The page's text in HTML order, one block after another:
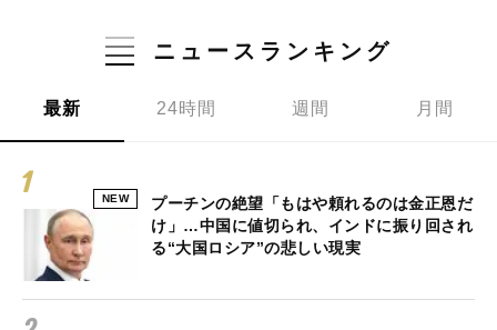
ニュースランキング
最新 24時間 週間 月間
NEW
プーチンの絶望「もはや頼れるのは金正恩だ
け」…中国に値切られ、インドに振り回され
る“大国ロシア”の悲しい現実